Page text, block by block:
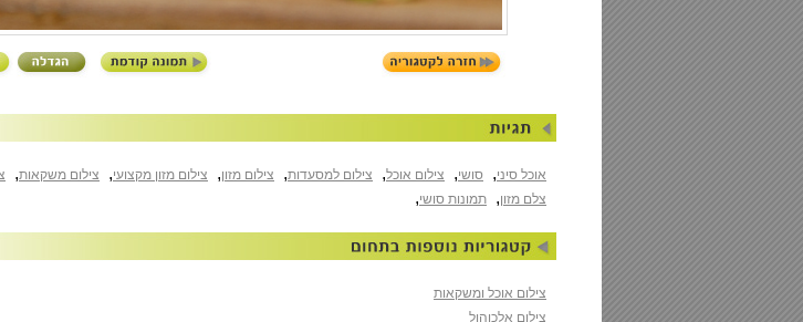
אוכל סיני, סושי, צילום אוכל, צילום למסעדות, צילום מזון, צילום מזון מקצועי, צילום משקאות,
צלם מזון, תמונות סושי,
צילום אוכל ומשקאות
צילום אלכוהול